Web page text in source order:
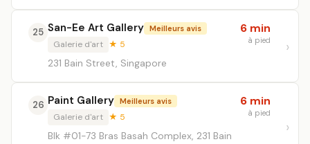
25 San-Ee Art Gallery Meilleurs avis
Galerie d'art ★ 5
231 Bain Street, Singapore
6 min
à pied
26 Paint Gallery Meilleurs avis
Galerie d'art ★ 5
Blk #01-73 Bras Basah Complex, 231 Bain
6 min
à pied